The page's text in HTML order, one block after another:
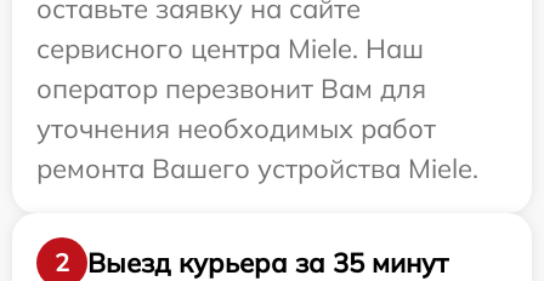
оставьте заявку на сайте
сервисного центра Miele. Наш
оператор перезвонит Вам для
уточнения необходимых работ
ремонта Вашего устройства Miele.
2
Выезд курьера за 35 минут